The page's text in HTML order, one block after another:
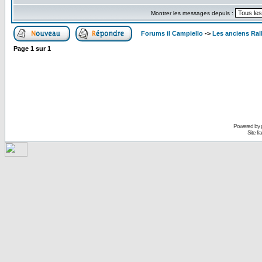
Montrer les messages depuis :
Forums il Campiello -> Les anciens
Page 1 sur1
Powered by
Site